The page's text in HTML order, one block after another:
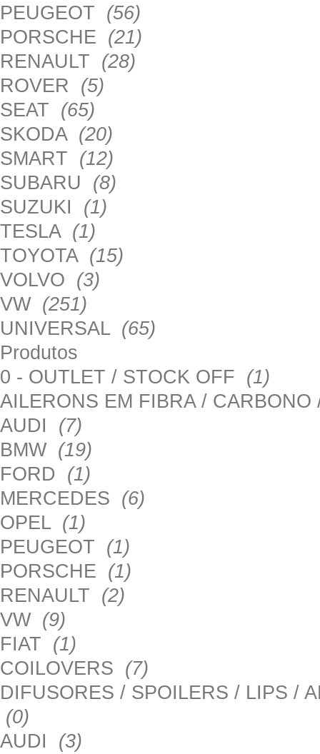
PEUGEOT (56)
PORSCHE (21)
RENAULT (28)
ROVER (5)
SEAT (65)
SKODA (20)
SMART (12)
SUBARU (8)
SUZUKI (1)
TESLA (1)
TOYOTA (15)
VOLVO (3)
VW (251)
UNIVERSAL (65)
Produtos
0 - OUTLET / STOCK OFF (1)
AILERONS EM FIBRA /
AUDI (7)
BMW (19)
FORD (1)
MERCEDES (6)
OPEL (1)
PEUGEOT (1)
PORSCHE (1)
RENAULT (2)
VW (9)
FIAT (1)
COILOVERS (7)
DIFUSORES / SPOILERS / LIPS /
(0)
AUDI (3)